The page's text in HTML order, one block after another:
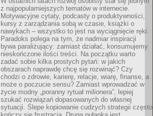
z najpopularniejszych tematów w internecie.
Motywacyjne cytaty, podcasty o produktywności,
kursy z zarządzania sobą w czasie, książki o
nawykach – wszystko to jest na wyciągnięcie ręki.
Paradoks polega na tym, że nadmiar inspiracji
bywa paraliżujący: zamiast działać, konsumujemy
nieskończone ilości treści. Na początku warto
zadać sobie kilka prostych pytań: w jakich
obszarach naprawdę chcę się rozwinąć? Czy
chodzi o zdrowie, karierę, relacje, wiarę, finanse, a
może o poczucie sensu? Zamiast wprowadzać w
życie modny „poranny rytuał milionera”, lepiej
szukać rozwiązań dopasowanych do własnej
sytuacji. Ślepe kopiowanie cudzych strategii często